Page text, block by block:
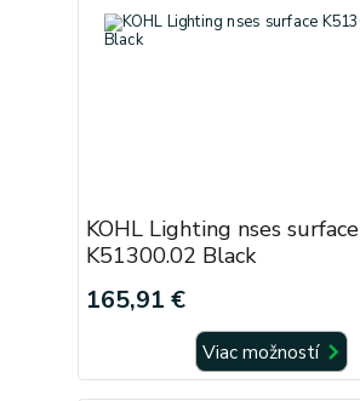
KOHL Lighting nses surface
K51300.02 Black
165,91 €
Viac možností